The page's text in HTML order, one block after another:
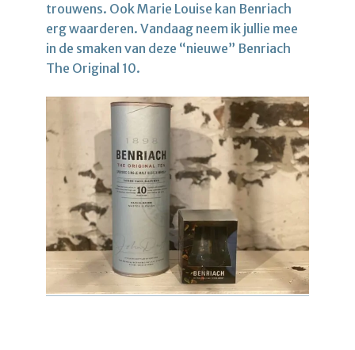
trouwens. Ook Marie Louise kan Benriach
erg waarderen. Vandaag neem ik jullie mee
in de smaken van deze “nieuwe” Benriach
The Original 10.